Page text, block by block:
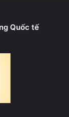
Quốc tế